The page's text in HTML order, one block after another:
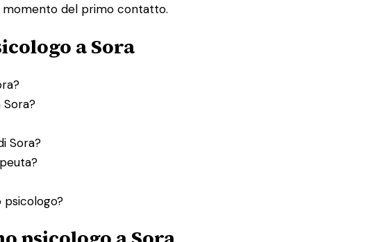
momento del primo contatto.
a Sora
Sora?
psicologo?